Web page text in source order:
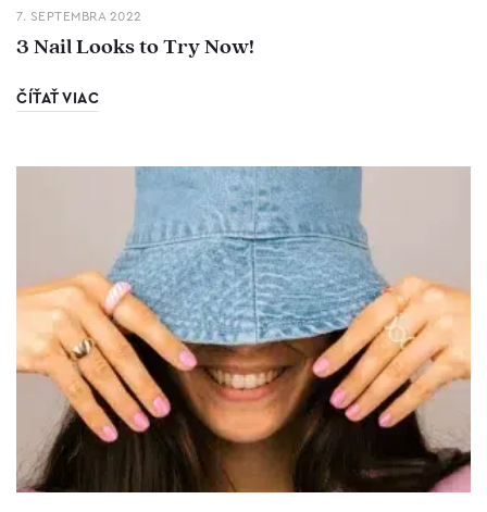
7. SEPTEMBRA 2022
3 Nail Looks to Try Now!
ČÍŤAŤ VIAC